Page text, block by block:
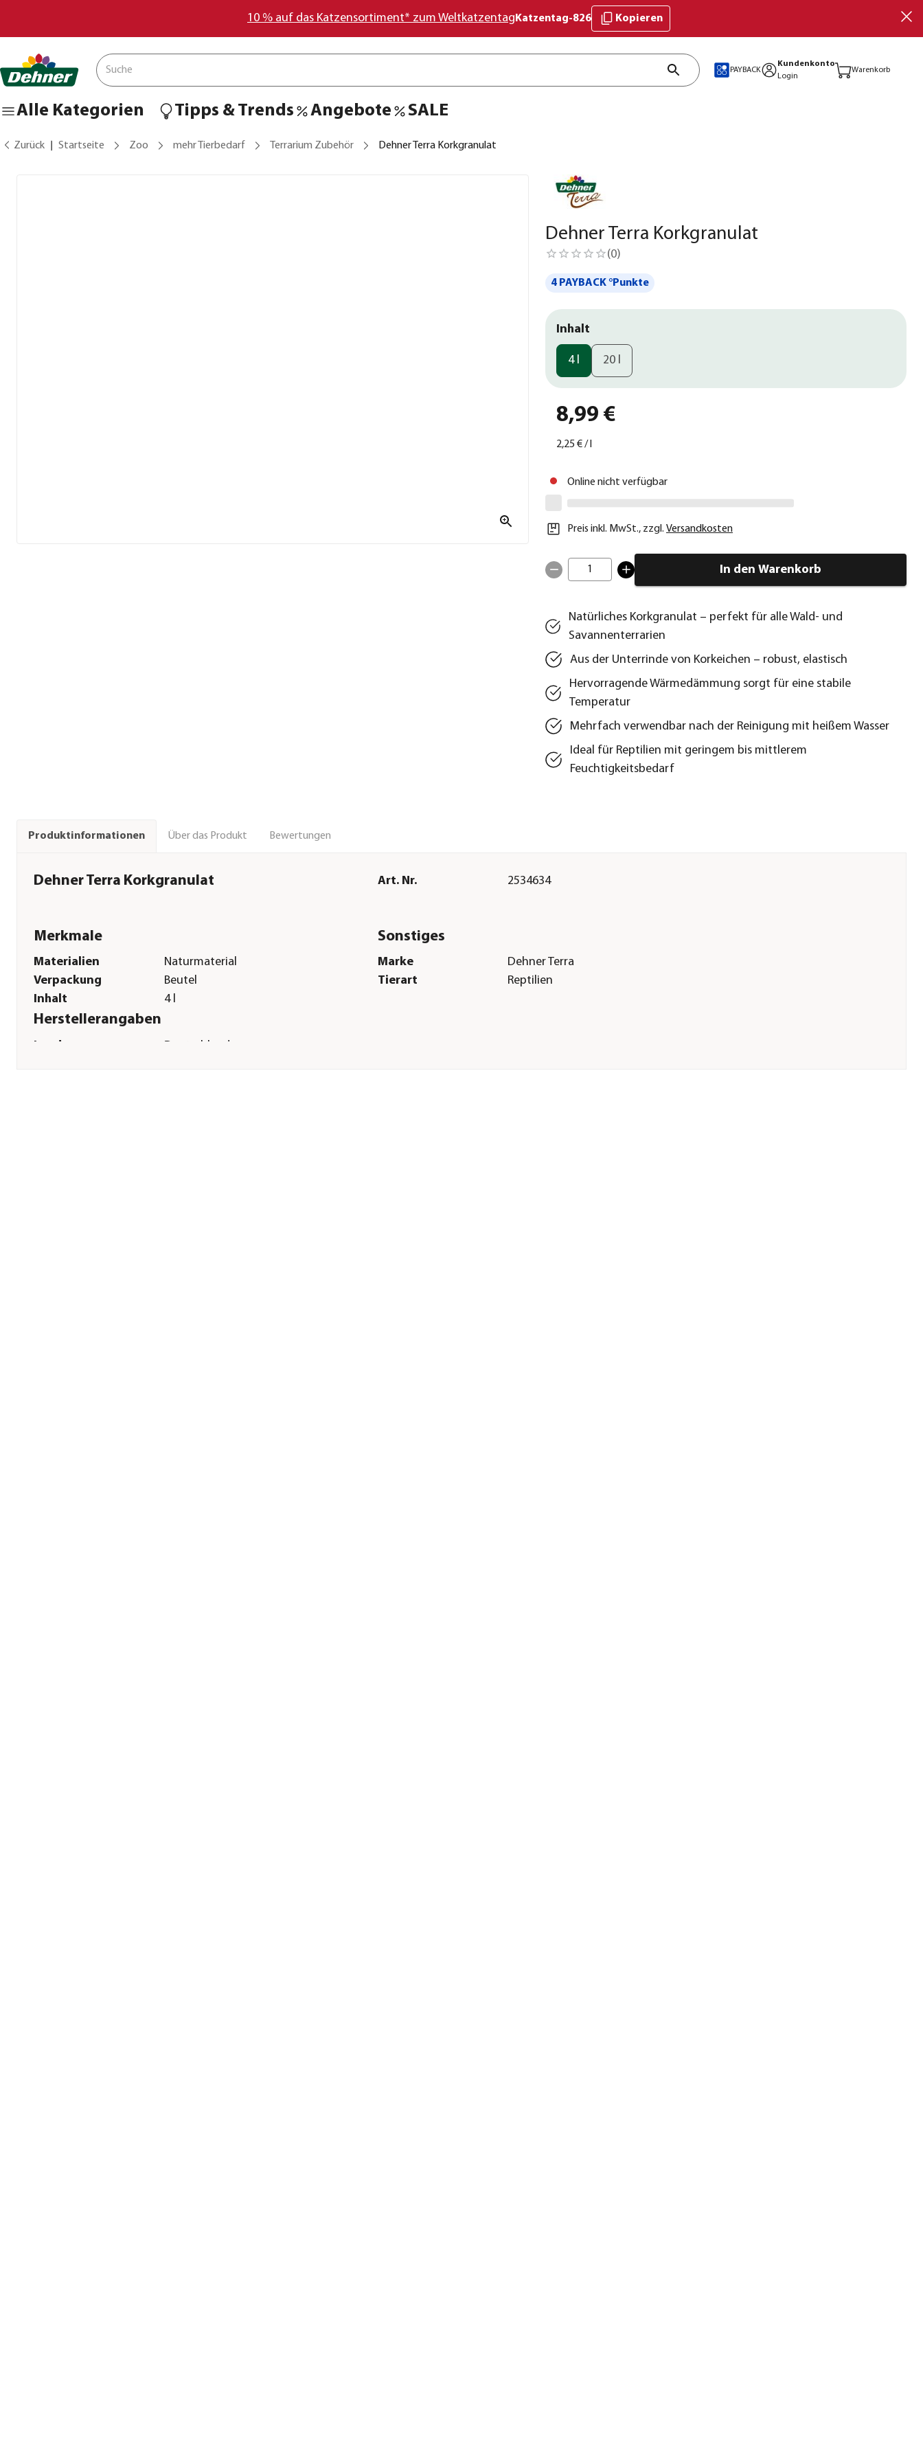
10 % auf das Katzensortiment* zum Weltkatzentag Katzentag-826 Kopieren
PAYBACK
Kundenkonto
Login
Warenkorb
Alle Kategorien Tipps & Trends Angebote SALE
Zurück Startseite Zoo mehr Tierbedarf Terrarium Zubehör Dehner Terra Korkgranulat
Dehner Terra Korkgranulat
(0)
4 PAYBACK °Punkte
Inhalt
4 l 20 l
8,99 €
2,25 €/
Online nicht verfügbar
Preis inkl. MwSt., zzgl. Versandkosten
1 In den Warenkorb
Natürliches Korkgranulat – perfekt für alle Wald- und
Savannenterrarien
Aus der Unterrinde von Korkeichen – robust, elastisch
Hervorragende Wärmedämmung sorgt für eine stabile
Temperatur
Mehrfach verwendbar nach der Reinigung mit heißem Wasser
Ideal für Reptilien mit geringem bis mittlerem
Feuchtigkeitsbedarf
Produktinformationen Über das Produkt Bewertungen
Dehner Terra Korkgranulat Art. Nr. 2534634
Merkmale
Materialien
Naturmaterial
Verpackung
Beutel
Inhalt
4 l
Sonstiges
Marke
Dehner Terra
Tierart
Reptilien
Herstellerangaben
Land
Deutschland